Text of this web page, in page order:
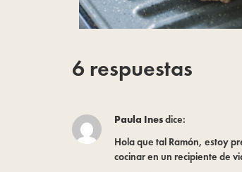
6 respuestas
Paula Inesdice:
Hola que tal Ramón, estoy
cocinar en un recipiente de